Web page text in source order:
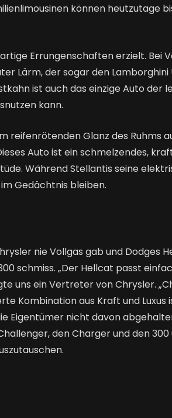
können heutzutage
Errungenschaften erzielt. Bei
Lärm, der sogar den
ist auch das einzige Auto der
kann.
reifenrötenden Glanz des Ruhms
Auto ist ein schmelzendes,
Während Stellantis seine
Gedächtnis bleiben.
nie Vollgas gab und Dodges
schmiss. „Der Hellcat passt
uns ein Vertreter von Chrysler.
Kombination aus Kraft und Luxus
Eigentümer nicht davon
den Charger und den